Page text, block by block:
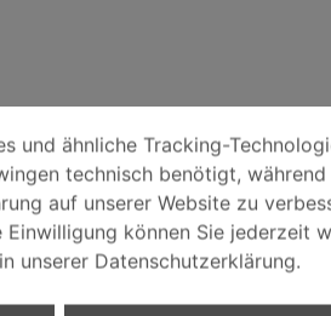
ähnliche Tracking-
und ähnliche Tracking-
technisch benötigt, während
auf unserer Website zu
können Sie jederzeit
unserer Datenschutzerklärung.